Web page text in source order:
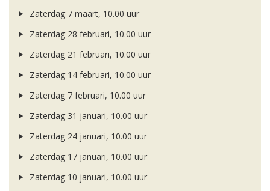
Zaterdag 7 maart, 10.00 uur
Zaterdag 28 februari, 10.00 uur
Zaterdag 21 februari, 10.00 uur
Zaterdag 14 februari, 10.00 uur
Zaterdag 7 februari, 10.00 uur
Zaterdag 31 januari, 10.00 uur
Zaterdag 24 januari, 10.00 uur
Zaterdag 17 januari, 10.00 uur
Zaterdag 10 januari, 10.00 uur